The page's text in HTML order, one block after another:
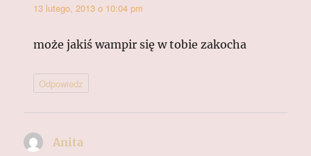
13 lutego, 2013 o 10:04 pm
może jakiś wampir się w tobie zakocha
Odpowiedz
Anita